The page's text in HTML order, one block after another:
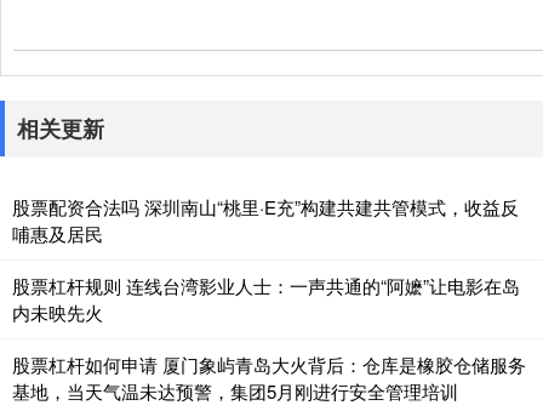
相关更新
股票配资合法吗 深圳南山“桃里·E充”构建共建共管模式，收益反
哺惠及居民
股票杠杆规则 连线台湾影业人士：一声共通的“阿嬷”让电影在岛
内未映先火
股票杠杆如何申请 厦门象屿青岛大火背后：仓库是橡胶仓储服务
基地，当天气温未达预警，集团5月刚进行安全管理培训